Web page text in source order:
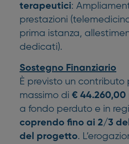
terapeutici:
prestazioni
prima istanza,
dedicati).
Sostegno Finanziario
È previsto un
massimo di €
a fondo perduto e in
coprendo fino ai 2/3
del progetto.